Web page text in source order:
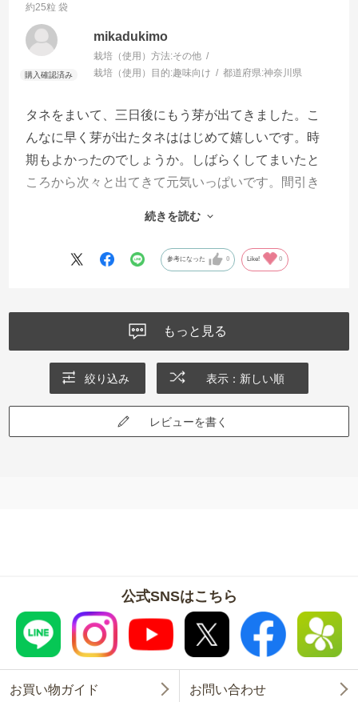
約25粒 袋
mikadukimo
栽培（使用）方法:その他
栽培（使用）目的:趣味向け 都道府県:神奈川県
タネをまいて、三日後にもう芽が出てきました。こ
んなに早く芽が出たタネははじめて嬉しいです。時
期もよかったのでしょうか。しばらくしてまいたと
ころから次々と出てきて元気いっぱいです。間引き
らちゃんと育てなくてはと思います。来年の開花が
続きを読む
参考になった 0 Like! 0
もっと見る
絞り込み 表示：新しい順
レビューを書く
公式SNSはこちら
お買い物ガイド お問い合わせ